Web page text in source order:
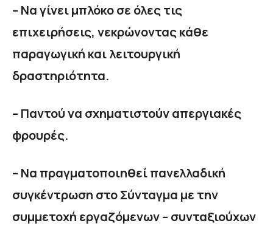
– Να γίνει μπλόκο σε όλες τις
επιχειρήσεις, νεκρώνοντας κάθε
παραγωγική και λειτουργική
δραστηριότητα.
– Παντού να σχηματιστούν απεργιακές
φρουρές.
– Να πραγματοποιηθεί πανελλαδική
συγκέντρωση στο Σύνταγμα με την
συμμετοχή εργαζόμενων – συνταξιούχων